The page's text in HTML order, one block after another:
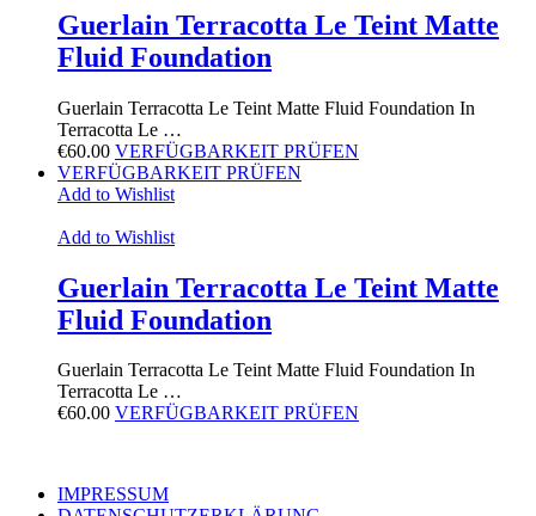
Guerlain Terracotta Le Teint Matte
Fluid Foundation
Guerlain Terracotta Le Teint Matte Fluid Foundation In
Terracotta Le …
€60.00 VERFÜGBARKEIT PRÜFEN
VERFÜGBARKEIT PRÜFEN
Add to Wishlist
Add to Wishlist
Guerlain Terracotta Le Teint Matte
Fluid Foundation
Guerlain Terracotta Le Teint Matte Fluid Foundation In
Terracotta Le …
€60.00 VERFÜGBARKEIT PRÜFEN
IMPRESSUM